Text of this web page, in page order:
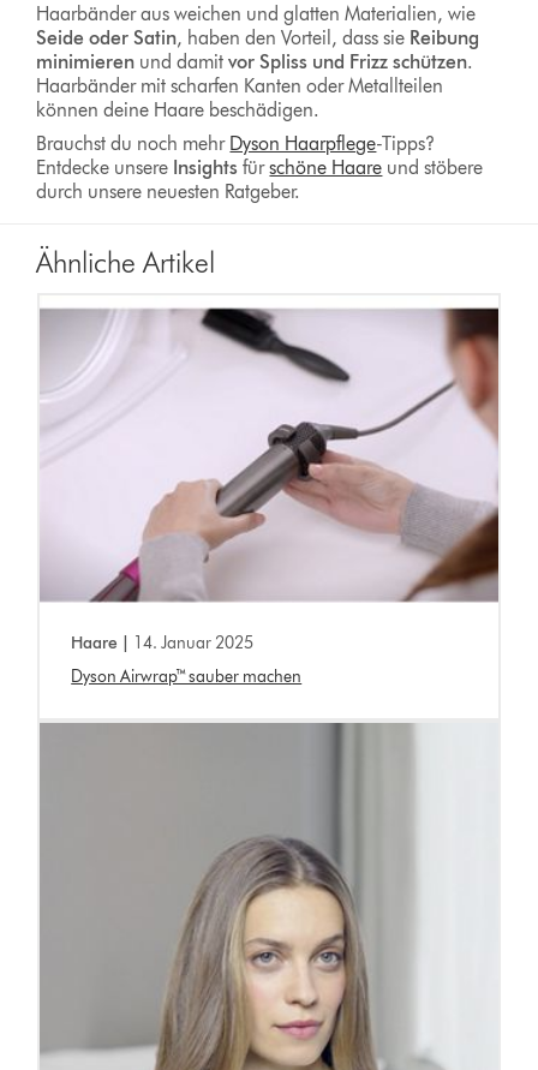
Haarbänder aus weichen und glatten Materialien, wie
Seide oder Satin, haben den Vorteil, dass sie Reibung
minimieren und damitvor Spliss und Frizz schützen.
Haarbänder mit scharfen Kanten oder Metallteilen
können deine Haare beschädigen.
Brauchst du noch mehr Dyson Haarpflege-Tipps?
Entdecke unsere Insights fürschöne Haare und stöbere
durch unsere neuesten Ratgeber.
Ähnliche Artikel
Haare |
14. Januar 2025
Dyson Airwrap™ sauber machen